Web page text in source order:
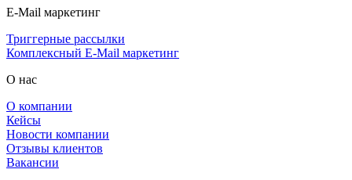
E-Mail маркетинг
Триггерные рассылки
Комплексный E-Mail маркетинг
О нас
О компании
Кейсы
Новости компании
Отзывы клиентов
Вакансии